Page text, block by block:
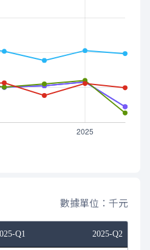
數據單位：千元
Q1 2025-Q2